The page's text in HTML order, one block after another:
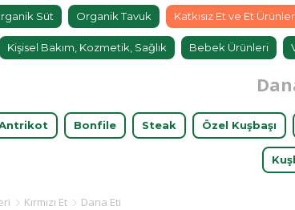
Süt Organik Tavuk Katkısız Et ve Et
Kişisel Bakım, Kozmetik, Sağlık Bebek Ürünleri
Bonfile Steak Özel Kuşbaşı
Kırmızı Et Dana Eti